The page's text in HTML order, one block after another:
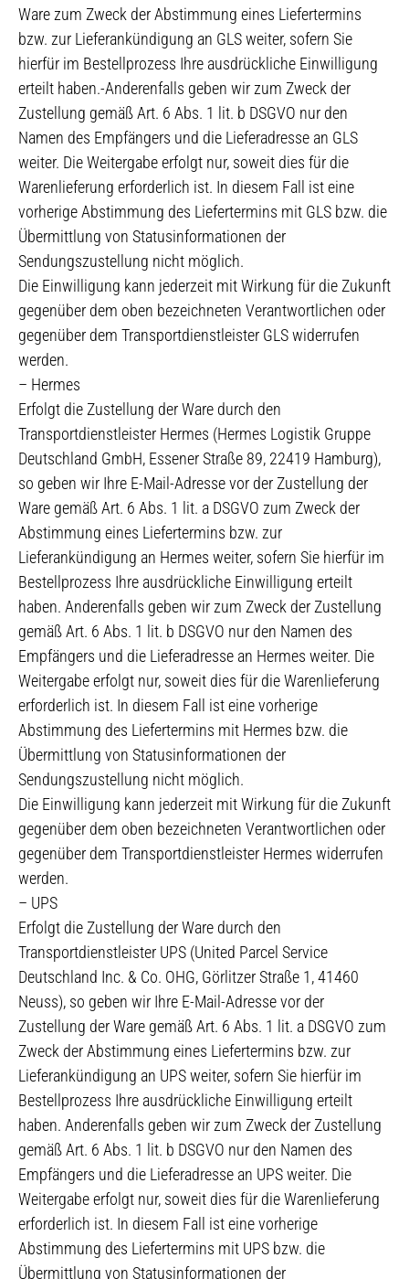
Ware zum Zweck der Abstimmung eines Liefertermins
bzw. zur Lieferankündigung an GLS weiter, sofern Sie
hierfür im Bestellprozess Ihre ausdrückliche Einwilligung
erteilt haben.-Anderenfalls geben wir zum Zweck der
Zustellung gemäß Art. 6 Abs. 1 lit. b DSGVO nur den
Namen des Empfängers und die Lieferadresse an GLS
weiter. Die Weitergabe erfolgt nur, soweit dies für die
Warenlieferung erforderlich ist. In diesem Fall ist eine
vorherige Abstimmung des Liefertermins mit GLS bzw. die
Übermittlung von Statusinformationen der
Sendungszustellung nicht möglich.
Die Einwilligung kann jederzeit mit Wirkung für die Zukunft
gegenüber dem oben bezeichneten Verantwortlichen oder
gegenüber dem Transportdienstleister GLS widerrufen
werden.
– Hermes
Erfolgt die Zustellung der Ware durch den
Transportdienstleister Hermes (Hermes Logistik Gruppe
Deutschland GmbH, Essener Straße 89, 22419 Hamburg),
so geben wir Ihre E-Mail-Adresse vor der Zustellung der
Ware gemäß Art. 6 Abs. 1 lit. a DSGVO zum Zweck der
Abstimmung eines Liefertermins bzw. zur
Lieferankündigung an Hermes weiter, sofern Sie hierfür im
Bestellprozess Ihre ausdrückliche Einwilligung erteilt
haben. Anderenfalls geben wir zum Zweck der Zustellung
gemäß Art. 6 Abs. 1 lit. b DSGVO nur den Namen des
Empfängers und die Lieferadresse an Hermes weiter. Die
Weitergabe erfolgt nur, soweit dies für die Warenlieferung
erforderlich ist. In diesem Fall ist eine vorherige
Abstimmung des Liefertermins mit Hermes bzw. die
Übermittlung von Statusinformationen der
Sendungszustellung nicht möglich.
Die Einwilligung kann jederzeit mit Wirkung für die Zukunft
gegenüber dem oben bezeichneten Verantwortlichen oder
gegenüber dem Transportdienstleister Hermes widerrufen
werden.
– UPS
Erfolgt die Zustellung der Ware durch den
Transportdienstleister UPS (United Parcel Service
Deutschland Inc. & Co. OHG, Görlitzer Straße 1, 41460
Neuss), so geben wir Ihre E-Mail-Adresse vor der
Zustellung der Ware gemäß Art. 6 Abs. 1 lit. a DSGVO zum
Zweck der Abstimmung eines Liefertermins bzw. zur
Lieferankündigung an UPS weiter, sofern Sie hierfür im
Bestellprozess Ihre ausdrückliche Einwilligung erteilt
haben. Anderenfalls geben wir zum Zweck der Zustellung
gemäß Art. 6 Abs. 1 lit. b DSGVO nur den Namen des
Empfängers und die Lieferadresse an UPS weiter. Die
Weitergabe erfolgt nur, soweit dies für die Warenlieferung
erforderlich ist. In diesem Fall ist eine vorherige
Abstimmung des Liefertermins mit UPS bzw. die
Übermittlung von Statusinformationen der